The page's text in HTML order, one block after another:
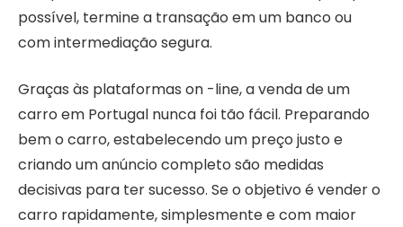
possível, termine a transação em um banco ou
com intermediação segura.
Graças às plataformas on -line, a venda de um
carro em Portugal nunca foi tão fácil. Preparando
bem o carro, estabelecendo um preço justo e
criando um anúncio completo são medidas
decisivas para ter sucesso. Se o objetivo é vender o
carro rapidamente, simplesmente e com maior